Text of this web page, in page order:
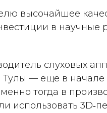
высочайшее
в
слуховых
Тулы — еще в начале
тогда в
использовать